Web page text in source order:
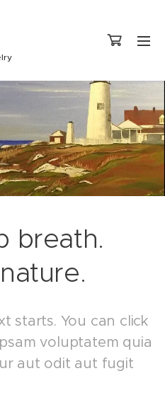
breath.
starts. You can click
voluptatem quia
aut odit aut fugit